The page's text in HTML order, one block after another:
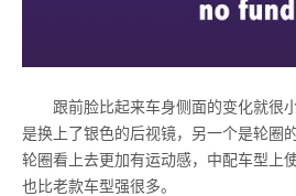
跟前脸比起来车身侧面的变化就很
是换上了银色的后视镜，另一个是轮圈
轮圈看上去更加有运动感，中配车型上
也比老款车型强很多。